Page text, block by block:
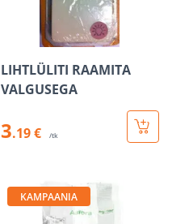
LIHTLÜLITI RAAMITA
VALGUSEGA
3.19 € /tk
KAMPAANIA